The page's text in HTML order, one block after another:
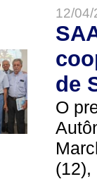
12/
de
O
(12),